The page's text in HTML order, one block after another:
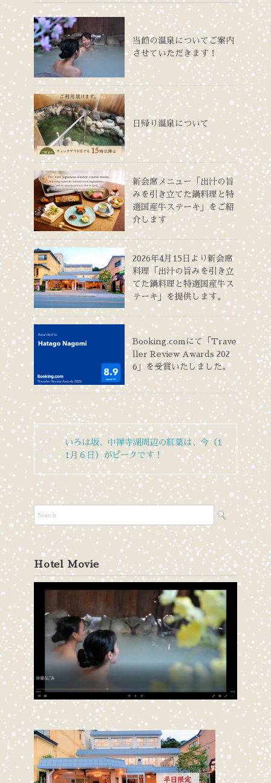
当館の温泉についてご案内
させていただきます！
日帰り温泉について
新会席メニュー「出汁の旨
みを引き立てた鍋料理と特
選国産牛ステーキ」をご紹
介します
2026年4月15日より新会席
料理「出汁の旨みを引き立
てた鍋料理と特選国産牛ス
テーキ」を提供します。
Booking.comにて「Trave
ller Review Awards 202
6」を受賞いたしました。
いろは坂、中禅寺湖周辺の紅葉は、今（1
1月６日）がピークです！
Hotel Movie